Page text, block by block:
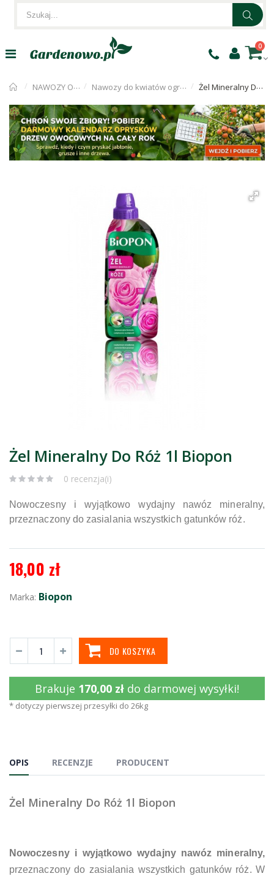
0
NAWOZY OGRODNICZE Nawozy do kwiatów ogrodowych i krzewów Żel Mineralny Do Róż 1l Biopon
Żel Mineralny Do Róż 1l Biopon
0 recenzja(i)
Nowoczesny i wyjątkowo wydajny nawóz mineralny,
przeznaczony do zasialania wszystkich gatunków róż.
18,00 zł
Marka: Biopon
DO KOSZYKA
Brakuje 170,00 zł do darmowej wysyłki!
* dotyczy pierwszej przesyłki do 26kg
OPIS RECENZJE PRODUCENT
Żel Mineralny Do Róż 1l Biopon
Nowoczesny i wyjątkowo wydajny nawóz mineralny,
przeznaczony do zasialania wszystkich gatunków róż. W